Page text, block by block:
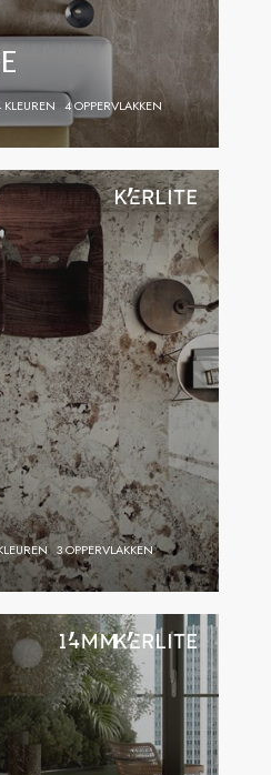
KLEUREN 4 OPPERVLAKKEN
3 OPPERVLAKKEN